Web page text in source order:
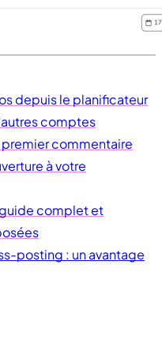
depuis le planificateur
comptes
commentaire
à votre
complet et
posting : un avantage